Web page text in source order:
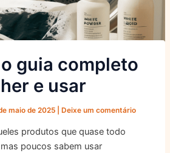
guia completo
e usar
maio de 2025 |Deixe um comentário
produtos que quase todo
poucos sabem usar